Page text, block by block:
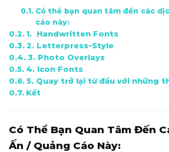
Có thể bạn quan tâm đến các
cáo này:
1. Handwritten Fonts
2. Letterpress-Style
3. Photo Overlays
4. Icon Fonts
5. Quay trở lại từ đầu với những
Kết
Có Thể Bạn Quan Tâm Đến
Ấn / Quảng Cáo Này: